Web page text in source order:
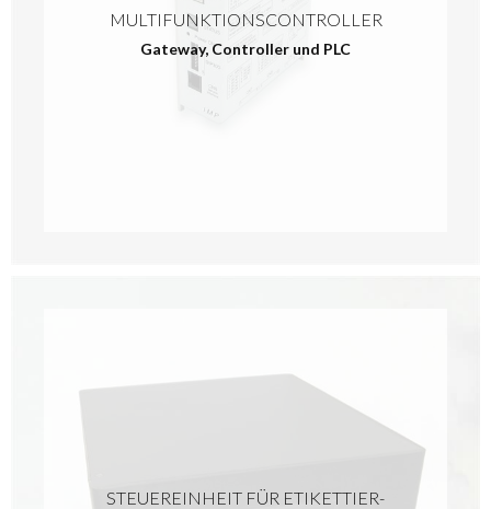
MULTIFUNKTIONSCONTROLLER
Gateway, Controller und PLC
STEUEREINHEIT FÜR ETIKETTIER-